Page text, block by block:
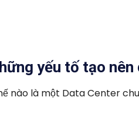
yếu tố tạo
nào là một Data Center